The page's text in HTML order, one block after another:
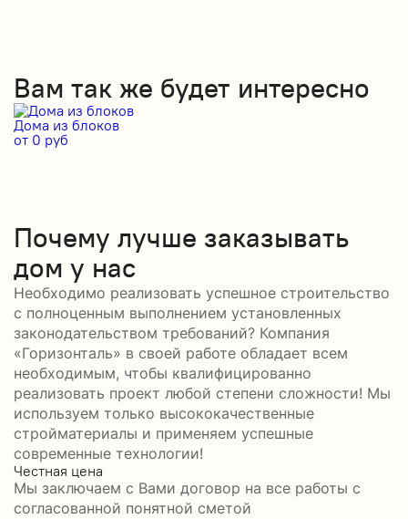
Вам так же будет интересно
Дома из блоков
от 0 руб
Почему лучше заказывать
дом у нас
Необходимо реализовать успешное строительство
с полноценным выполнением установленных
законодательством требований? Компания
«Горизонталь» в своей работе обладает всем
необходимым, чтобы квалифицированно
реализовать проект любой степени сложности! Мы
используем только высококачественные
стройматериалы и применяем успешные
современные технологии!
Честная цена
Мы заключаем с Вами договор на все работы с
согласованной понятной сметой